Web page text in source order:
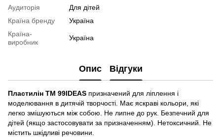
Аудиторія
Для дітей
Країна бренду
Україна
Країна-
виробник
Україна
Опис Відгуки
Пластилін ТМ 99IDEAS призначений для ліплення і
моделювання в дитячій творчості. Має яскраві кольори, які
легко змішуються між собою. Не липне до рук. Безпечний для
дітей (якщо застосовувати за призначенням). Нетоксичний. Не
містить шкідливі речовини.